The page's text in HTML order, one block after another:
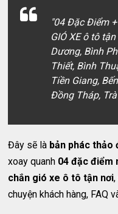
"04 Đặc Điểm
GIÓ XE ô tô
Dương, Bình
Thiết, Bình
Tiền Giang,
Đồng Tháp,
Đây sẽ là bản phác thảo
xoay quanh 04 đặc điểm
chắn gió xe ô tô tận nơi
chuyện khách hàng, FAQ